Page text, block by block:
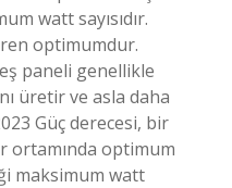
watt sayısıdır.
optimumdur.
paneli genellikle
üretir ve asla daha
Güç derecesi, bir
ortamında optimum
maksimum watt